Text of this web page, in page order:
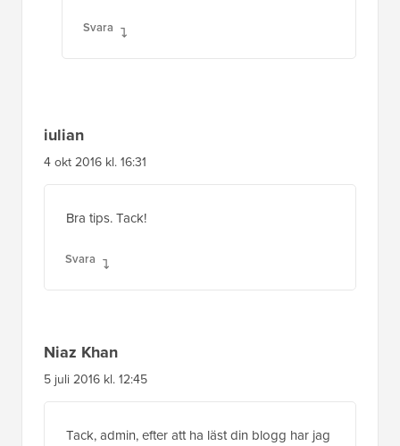
Svara
iulian
4 okt 2016 kl. 16:31
Bra tips. Tack!
Svara
Niaz Khan
5 juli 2016 kl. 12:45
Tack, admin, efter att ha läst din blogg har jag